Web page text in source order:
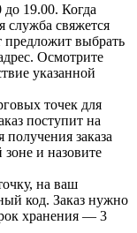
до 19.00. Когда
служба свяжется
предложит выбрать
Осмотрите
указанной
точек для
поступит на
заказа
зоне и назовите
на ваш
код. Заказ нужно
хранения — 3